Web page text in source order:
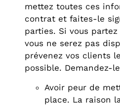
mettez toutes ces
contrat et faites-le
parties. Si vous
vous ne serez pas
prévenez vos clients
possible. Demandez-
Avoir peur de
place. La raison